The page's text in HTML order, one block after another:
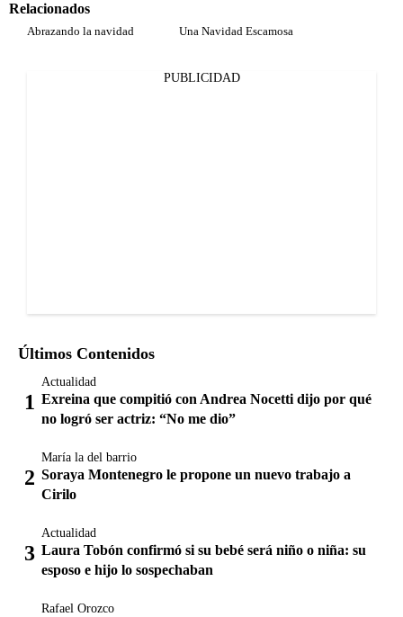
Relacionados
Abrazando la navidad Una Navidad Escamosa
PUBLICIDAD
Últimos Contenidos
Actualidad
Exreina que compitió con Andrea Nocetti dijo por qué
no logró ser actriz: “No me dio”
María la del barrio
Soraya Montenegro le propone un nuevo trabajo a
Cirilo
Actualidad
Laura Tobón confirmó si su bebé será niño o niña: su
esposo e hijo lo sospechaban
Rafael Orozco